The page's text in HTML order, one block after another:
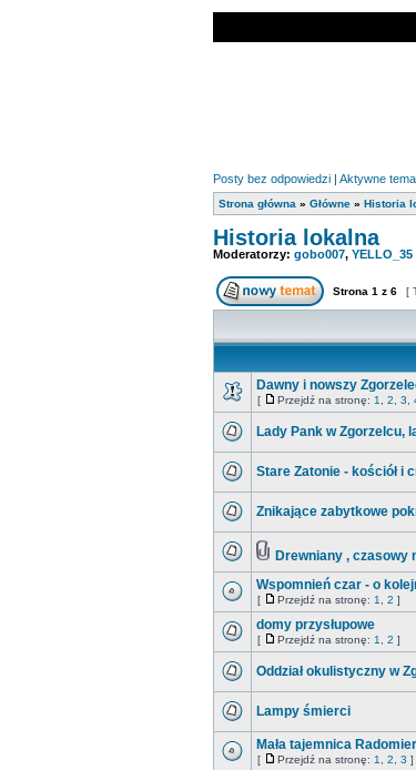
Posty bez odpowiedzi | Aktywne
Strona główna » Główne » Historia
Historia lokalna
Moderatorzy: gobo007, YELLO_35
Strona 1 z 6 [
Dawny i nowszy
[ Przejdź na stronę: 1 2 3
Lady Pank w Zgorzelcu,
Stare Zatonie - kościół i
Znikające zabytkowe
Drewniany , czasowy
Wspomnień czar - o
[ Przejdź na stronę: 1 2 ]
domy przysłupowe
[ Przejdź na stronę: 1 2 ]
Oddział okulistyczny w
Lampy śmierci
Mała tajemnica
[ Przejdź na stronę: 1 2 3 ]